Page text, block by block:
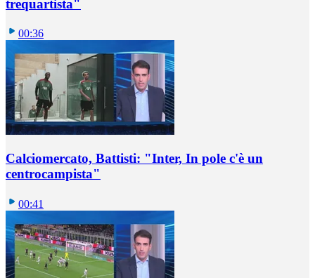
trequartista"
00:36
Calciomercato, Battisti: "Inter, In pole c'è un
centrocampista"
00:41